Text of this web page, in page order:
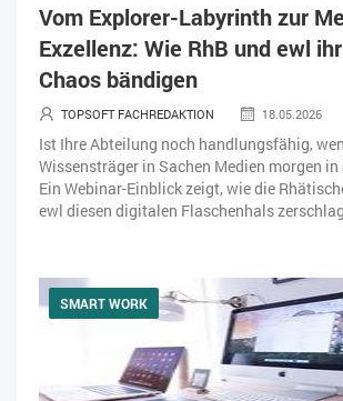
Vom Explorer-Labyrinth zur
Exzellenz: Wie RhB und ewl
Chaos bändigen
TOPSOFT FACHREDAKTION 18.05.2026
Ist Ihre Abteilung noch handlungsfähig,
Wissensträger in Sachen Medien morgen in
Ein Webinar-Einblick zeigt, wie die
ewl diesen digitalen Flaschenhals
SMART WORK